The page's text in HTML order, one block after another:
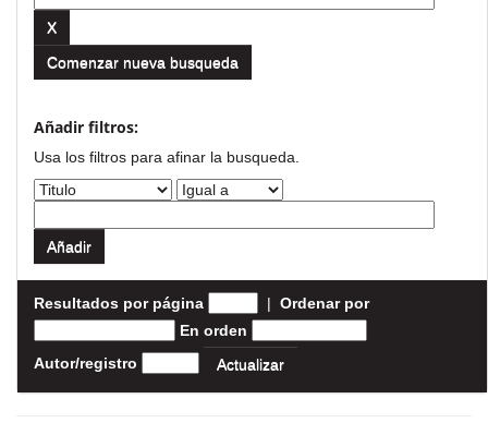
Comenzar nueva busqueda
Añadir filtros:
Usa los filtros para afinar la busqueda.
Resultados por página | Ordenar por
En orden
Autor/registro